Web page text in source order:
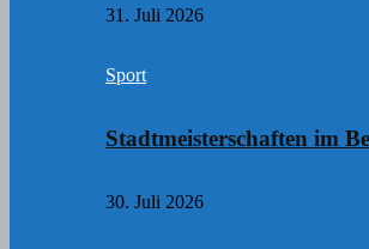
31. Juli 2026
Sport
Stadtmeisterschaften im
30. Juli 2026